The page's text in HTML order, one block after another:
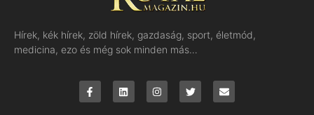
Hírek, kék hírek, zöld hírek, gazdaság, sport, életmód,
medicina, ezo és még sok minden más…